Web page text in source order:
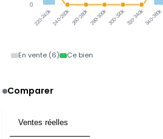
220-240k240-260k260-280k280-300k300-320k320-340k340-360k
0
En vente (6) Ce bien
Comparer
Ventes réelles